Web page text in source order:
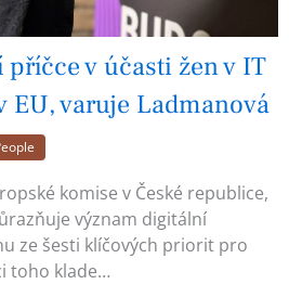
v účasti žen v IT
varuje Ladmanová
komise v České republice,
význam digitální
ze šesti klíčových priorit pro
toho klade…